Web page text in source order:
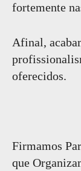
fortemente
Afinal,
oferecidos.
Firmamos
que